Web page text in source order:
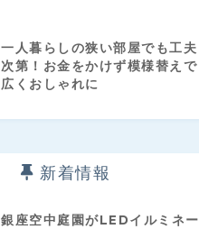
一人暮らしの狭い部屋でも工夫
次第！お金をかけず模様替えで
広くおしゃれに
新着情報
銀座空中庭園がLEDイルミネー